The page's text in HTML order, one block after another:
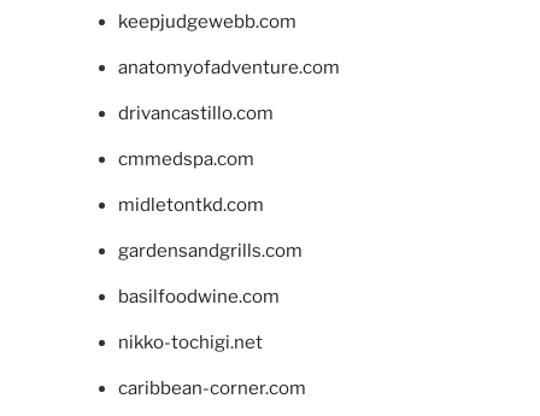
keepjudgewebb.com
anatomyofadventure.com
drivancastillo.com
cmmedspa.com
midletontkd.com
gardensandgrills.com
basilfoodwine.com
nikko-tochigi.net
caribbean-corner.com